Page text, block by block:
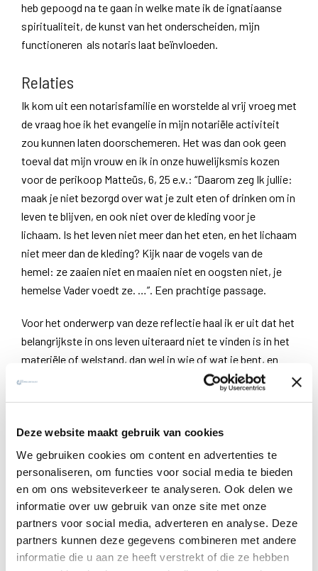
Deze website maakt gebruik van cookies
We gebruiken cookies om content en advertenties te
personaliseren, om functies voor social media te bieden
en om ons websiteverkeer te analyseren. Ook delen we
informatie over uw gebruik van onze site met onze
partners voor social media, adverteren en analyse. Deze
partners kunnen deze gegevens combineren met andere
informatie die u aan ze heeft verstrekt of die ze hebben
heb gepoogd na te gaan in welke mate ik de ignatiaanse
spiritualiteit, de kunst van het onderscheiden, mijn
functioneren als notaris laat beïnvloeden.
Relaties
Ik kom uit een notarisfamilie en worstelde al vrij vroeg met
de vraag hoe ik het evangelie in mijn notariële activiteit
zou kunnen laten doorschemeren. Het was dan ook geen
toeval dat mijn vrouw en ik in onze huwelijksmis kozen
voor de perikoop Matteüs, 6, 25 e.v.: “Daarom zeg Ik jullie:
maak je niet bezorgd over wat je zult eten of drinken om in
leven te blijven, en ook niet over de kleding voor je
lichaam. Is het leven niet meer dan het eten, en het lichaam
niet meer dan de kleding? Kijk naar de vogels van de
hemel: ze zaaien niet en maaien niet en oogsten niet, je
hemelse Vader voedt ze. …”. Een prachtige passage.
Voor het onderwerp van deze reflectie haal ik er uit dat het
belangrijkste in ons leven uiteraard niet te vinden is in het
materiële of welstand, dan wel in wie of wat je bent, en
welke de kwaliteit is van je relaties met anderen.
vaststelling dat net om die binnenkant van de mens tot
materiële zo goed als mogelijk is geregeld. Voorkomen
dient te worden dat een slechte organisatie van het
materiële aspect van je leven, van je patrimonium dus, een
negatieve invloed zou hebben op de ontwikkeling, de bloei
van je relaties of je innerlijk leven. Het zakelijke moet
waar mogelijk relatieneutraal zijn, zo niet dreigt het een